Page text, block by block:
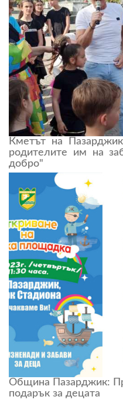
Кметът на
родителите им на
добро"
Община Пазарджик:
подарък за децата